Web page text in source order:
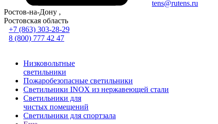
tens@rutens.ru
Ростов-на-Дону ,
Ростовская область
+7 (863) 303-28-29
8 (800) 777 42 47
Низковольтные
светильники
Пожаробезопасные светильники
Светильники INOX из нержавеющей стали
Светильники для
чистых помещений
Светильники для спортзала